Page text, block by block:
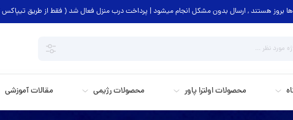
بروز هستند , ارسال بدون مشکل انجام میشود | پرداخت درب منزل فعال شد ( فقط از طریق تیپاکس
محصولات اولترا پاور محصولات رژیمی مقالات آموزشی